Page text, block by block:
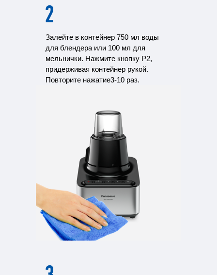
Залейте в контейнер 750 мл воды
для блендера или 100 мл для
мельнички. Нажмите кнопку P2,
придерживая контейнер рукой.
Повторите нажатие3-10 раз.